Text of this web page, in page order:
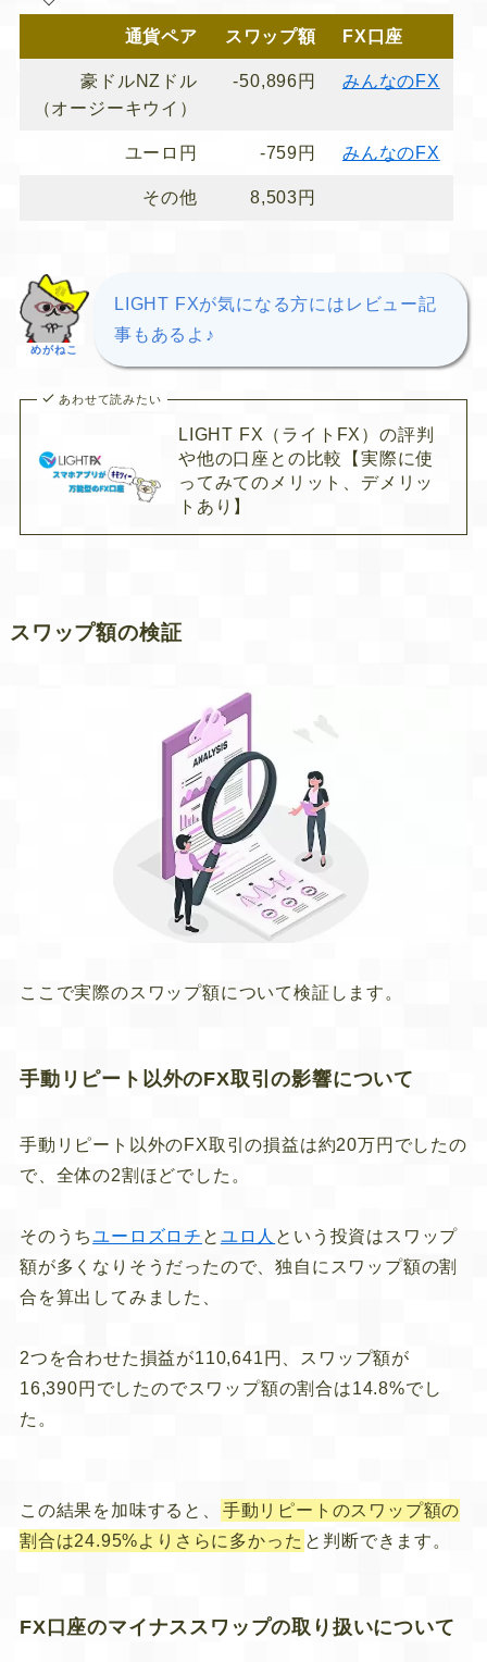
通貨ペア スワップ額 FX口座
豪ドルNZドル
（オージーキウイ）
-50,896円 みんなのFX
ユーロ円 -759円 みんなのFX
その他 8,503円
めがねこ
LIGHT FXが気になる方にはレビュー記
事もあるよ♪
あわせて読みたい
LIGHT FX（ライトFX）の評判
や他の口座との比較【実際に使
ってみてのメリット、デメリッ
トあり】
スワップ額の検証
ここで実際のスワップ額について検証します。
手動リピート以外のFX取引の影響について
手動リピート以外のFX取引の損益は約20万円でしたの
で、全体の2割ほどでした。
そのうちユーロズロチ と ユロ人 という投資はスワップ
額が多くなりそうだったので、独自にスワップ額の割
合を算出してみました、
2つを合わせた損益が110,641円、スワップ額が
16,390円でしたのでスワップ額の割合は14.8%でし
た。
この結果を加味すると、
手動リピートのスワップ額の
割合は24.95%よりさらに多かった と判断できます。
FX口座のマイナススワップの取り扱いについて